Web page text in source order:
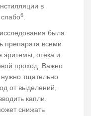
в
6.
была
препарата всеми
эритемы, отека и
проход. Важно
нужно тщательно
от выделений,
капли.
снижать